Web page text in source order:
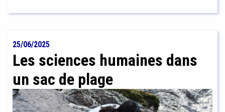
conserve une partie des collections. Visites,
reconstituer son histoire et d’en faire un portrait
vivant que nous vous livrons ici.
25/06/2025
Les sciences humaines dans
un sac de plage